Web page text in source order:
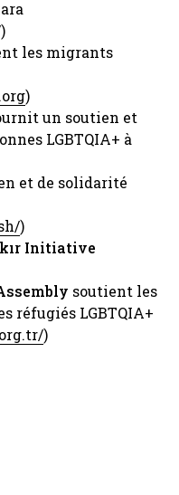
les migrants
) ​
un soutien et
LGBTQIA+ à
et de solidarité
) ​
Initiative
soutient les
réfugiés LGBTQIA+
) ​